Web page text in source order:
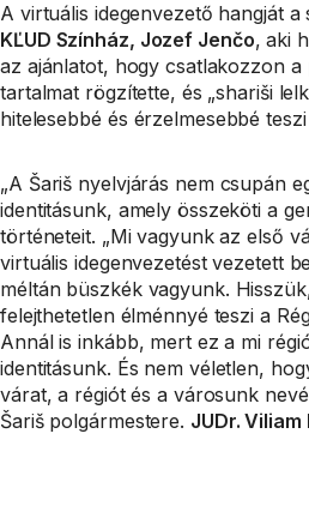
A virtuális idegenvezető hangját
KĽUD Színház, Jozef Jenčo, aki
az ajánlatot, hogy csatlakozzon a
tartalmat rögzítette, és „shariši
hitelesebbé és érzelmesebbé
„A Šariš nyelvjárás nem csupán
identitásunk, amely összeköti a
történeteit. „Mi vagyunk az első
virtuális idegenvezetést vezetett
méltán büszkék vagyunk.
felejthetetlen élménnyé teszi a
Annál is inkább, mert ez a mi
identitásunk. És nem véletlen,
várat, a régiót és a városunk
Šariš polgármestere. JUDr. Viliam